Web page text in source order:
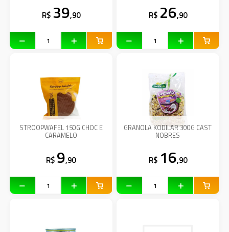
R$ 39,90 R$ 26,90
STROOPWAFEL 150G CHOC E
CARAMELO
R$ 9,90
GRANOLA KODILAR 300G CAST
NOBRES
R$ 16,90